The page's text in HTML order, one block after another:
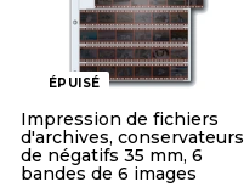
ÉPUISÉ
Impression de fichiers
d'archives, conservateurs
de négatifs 35 mm, 6
bandes de 6 images